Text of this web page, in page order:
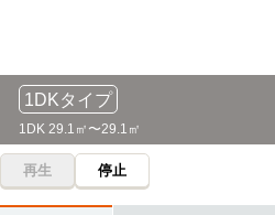
1DKタイプ
1DK 29.1㎡〜29.1㎡
再生 停止